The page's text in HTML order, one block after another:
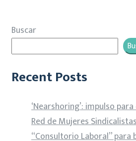
Buscar
Recent Posts
‘Nearshoring’: impulso
Red de Mujeres
“Consultorio Laboral” para